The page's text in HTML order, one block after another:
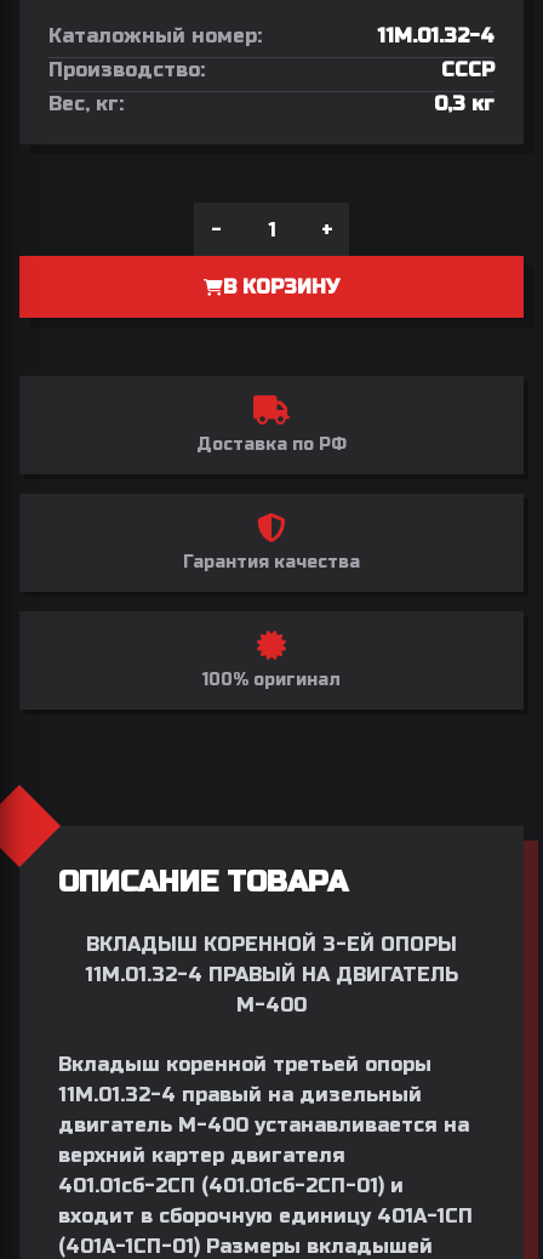
Каталожный номер:
11М.01.32-4
Производство:
СССР
Вес, кг:
0,3 кг
- +
В КОРЗИНУ
Доставка по РФ
Гарантия качества
100% оригинал
ОПИСАНИЕ ТОВАРА
ВКЛАДЫШ КОРЕННОЙ 3-ЕЙ ОПОРЫ
11М.01.32-4 ПРАВЫЙ НА ДВИГАТЕЛЬ
М-400
Вкладыш коренной третьей опоры
11М.01.32-4 правый на дизельный
двигатель М-400 устанавливается на
верхний картер двигателя
401.01сб-2СП (401.01сб-2СП-01) и
входит в сборочную единицу 401А-1СП
(401А-1СП-01) Размеры вкладышей